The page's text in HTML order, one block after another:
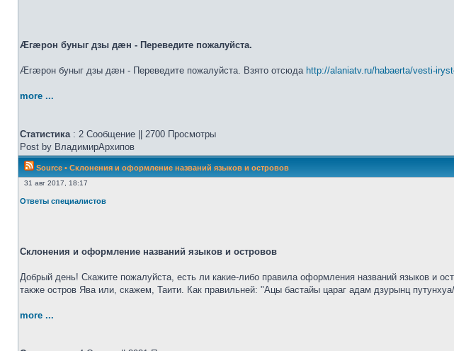
Æгæрон буныг дзы дæн - Переведите пожалуйста.
Æгæрон буныг дзы дæн - Переведите пожалуйста. Взято отсюда http://alaniatv.ru/habaerta/vesti-
more ...
Статистика: 2 Сообщение || 2700 Просмотры
Post by ВладимирАрхипов
Source • Склонения и оформление названий языков и островов
31 авг 2017, 18:17
Ответы специалистов
Склонения и оформление названий языков и островов
Добрый день! Скажите пожалуйста, есть ли какие-либо правила оформления названий языков и
также остров Ява или, скажем, Таити. Как правильней: "Ацы бастайы цараг адам дзурынц
more ...